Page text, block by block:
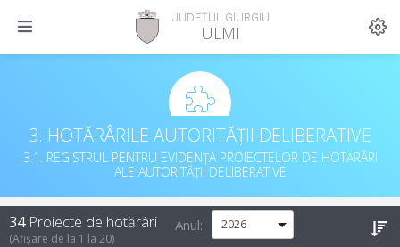
JUDEȚUL GIURGIU
ULMI
3. HOTĂRÂRILE AUTORITĂȚII DELIBERATIVE
3.1. REGISTRUL PENTRU EVIDENȚA PROIECTELOR DE HOTĂRÂRI
ALE AUTORITĂȚII DELIBERATIVE
34 Proiecte de hotărâri
(Afișare de la 1 la 20)
Anul: